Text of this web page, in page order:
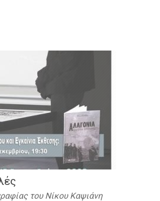
του Νίκου Καψιάνη